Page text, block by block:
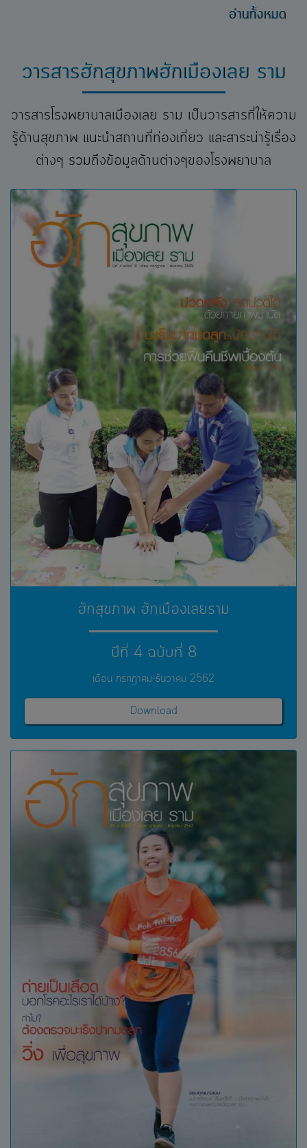
อ่านทั้งหมด
วารสารฮักสุขภาพฮักเมืองเลย ราม
วารสารโรงพยาบาลเมืองเลย ราม เป็นวารสารที่ให้ความ
รู้ด้านสุขภาพ แนะนำสถานที่ท่องเที่ยว และสาระน่ารู้เรื่อง
ต่างๆ รวมถึงข้อมูลด้านต่างๆของโรงพยาบาล
ฮักสุขภาพ ฮักเมืองเลยราม
ปีที่ 4 ฉบับที่ 8
เดือน กรกฎาคม-ธันวาคม 2562
Download